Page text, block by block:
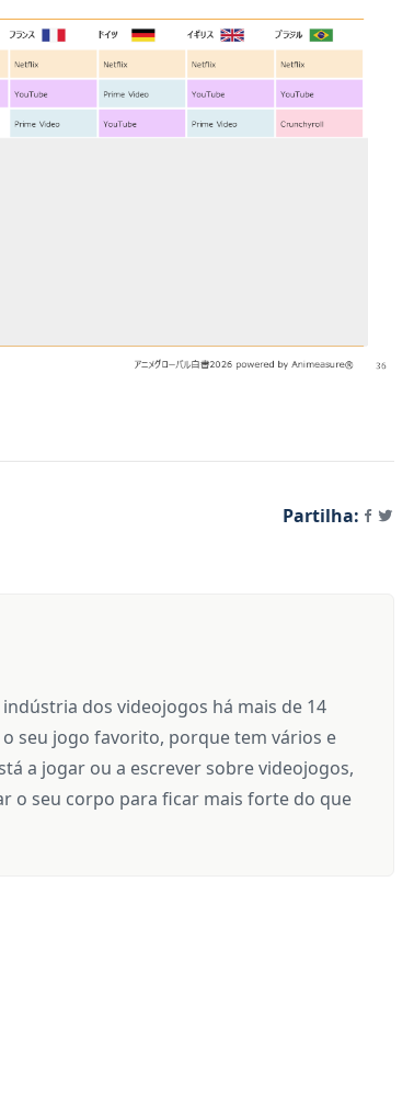
Partilha:
dos videojogos há mais de 14
seu jogo favorito, porque tem vários e
a jogar ou a escrever sobre videojogos,
o seu corpo para ficar mais forte do que